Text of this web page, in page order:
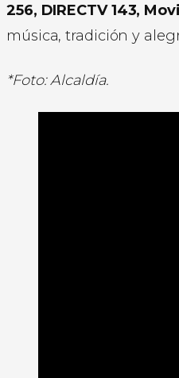
256, DIRECTV 143,
música, tradición y
*Foto: Alcaldía.